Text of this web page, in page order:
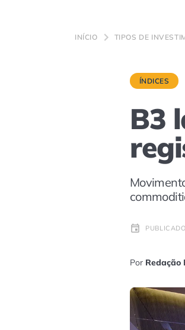
INÍCIO TIPOS DE
ÍNDICES
B3
Por Redação